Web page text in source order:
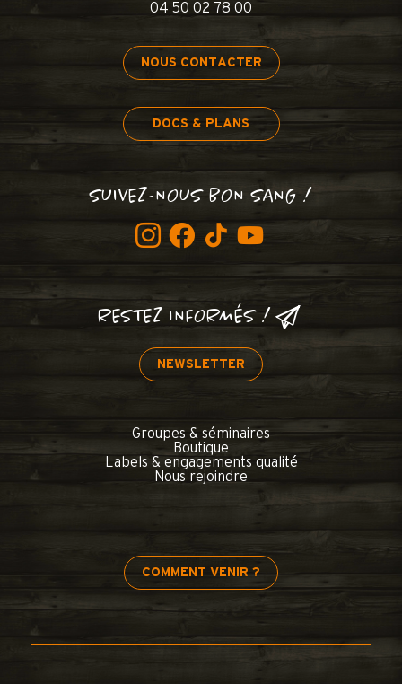
04 50 02 78 00
NOUS CONTACTER
DOCS & PLANS
SUIVEZ-NOUS BON SANG !
RESTEZ INFORMÉS !
NEWSLETTER
Groupes & séminaires
Boutique
Labels & engagements qualité
Nous rejoindre
COMMENT VENIR ?